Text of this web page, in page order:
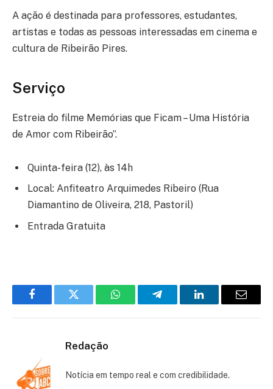
A ação é destinada para professores, estudantes,
artistas e todas as pessoas interessadas em cinema e
cultura de Ribeirão Pires.
Serviço
Estreia do filme Memórias que Ficam – Uma História
de Amor com Ribeirão”.
Quinta-feira (12), às 14h
Local: Anfiteatro Arquimedes Ribeiro (Rua
Diamantino de Oliveira, 218, Pastoril)
Entrada Gratuita
FacebookTwitter WhatsAppTelegramLinkedInEmail
Redação
Notícia em tempo real e com credibilidade.